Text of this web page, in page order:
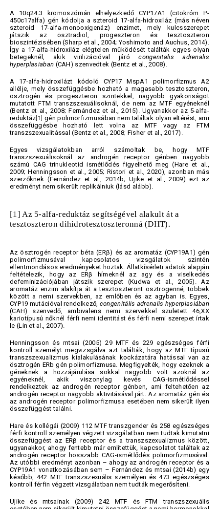
A 10q24.3 kromoszómán elhelyezkedő CYP17A1 (citokróm P-
450c17alfa) gén kódolja a szteroid 17-alfa-hidroxiláz (más néven
szteroid 17-alfa-monooxigenáz) enzimet, mely kulcsszerepet
játszik az ösztradiol, progeszteron és tesztoszteron
bioszintézisében (Sharp et al., 2004; Yoshimoto and Auchus, 2014).
Így a 17-alfa-hidroxiláz elégtelen működését találták egyes olyan
betegeknél, akik virilizációval járócongenitalis adrenalis
hyperplasiaban (CAH) szenvedtek (Bentz et al., 2008).
A 17-alfa-hidroxilázt kódoló CYP17 MspA1 polimorfizmus A2
allélje, mely összefüggésbe hozható a magasabb tesztoszteron,
ösztrogén és progeszteron szintekkel, nagyobb gyakoriságot
mutatott FTM transzszexuálisoknál, de nem az MTF egyéneknél
(Bentz et al., 2008; Fernández et al., 2015). Ugyanakkor az 5-alfa-
reduktáz [1] gén polimorfizmusában nem találtak olyan eltérést, ami
összefüggésbe hozható lett volna az MTF vagy az FTM
transzszexualitással (Bentz et al., 2008; Fisher et al., 2017).
Egyes vizsgálatokban arról számoltak be, hogy MTF
transzszexuálisoknál az androgén receptor génben nagyobb
számú CAG trinukleotid ismétlődés figyelhető meg (Hare et al.,
2009; Henningsson et al., 2005; Ristori et al., 2020), azonban más
szerzőknek (Fernández et al., 2014b; Ujike et al., 2009) ezt az
eredményt nem sikerült replikálniuk (lásd alább).
[1] Az 5-alfa-reduktáz segítségével alakult át a
tesztoszteron dihidrotesztoszteronná (DHT).
Az ösztrogén receptor béta (ERβ) és az aromatáz (CYP19A1) gén
polimorfizmusával kapcsolatos vizsgálatok szintén
ellentmondásos eredményeket hoztak. Állatkísérleti adatok alapján
feltételezik, hogy az ERβ hímeknél az agy és a viselkedés
defeminizációjában játszik szerepet (Kudwa et al., 2005). Az
aromatáz enzim alakítja át a tesztoszteront ösztrogenné, többek
között a nemi szervekben, az emlőben és az agyban is. Egyes,
CYP19 mutációval rendelkező, congenitális adrenalis hyperplasiában
(CAH) szenvedő, ambivalens nemi szervekkel született 46,XX
kariotípusú nőknél férfi nemi identitást és férfi nemi szerepet írtak
le (Lin et al., 2007).
Henningsson és mtsai (2005) 29 MTF és 229 egészséges férfi
kontroll személyt megvizsgálva azt találták, hogy az MTF típusú
transzszexualizmus kialakulásának kockázatára hatással van az
ösztrogén ERb gén polimorfizmusa. Megfigyelték, hogy ezeknek a
géneknek a hozzájárulása sokkal nagyobb volt azoknál az
egyéneknél, akik viszonylag kevés CAG-ismétlődéssel
rendelkeztek az androgén receptor génben, ami feltehetően az
androgén receptor nagyobb aktivitásával járt. Az aromatáz gén és
az androgén receptor polimorfizmusa esetében nem sikerült ilyen
összefüggést találni.
Hare és kollégái (2009) 112 MTF transzgender és 258 egészséges
férfi kontroll személyen végzett vizsgálatban nem tudtak kimutatni
összefüggést az ERβ receptor és a transzszexualizmus között,
ugyanakkor, ahogy fentebb már említettük, kapcsolatot találtak az
androgén receptor hosszabb CAG-ismétlődés polimorfizmusával.
Az utóbbi eredményt azonban – ahogy az androgén receptor és a
CYP19A1 vonatkozásában sem – Fernández és mtsai (2014b) egy
később, 442 MTF transzszexuális személyen és 473 egészséges
kontroll férfin végzett vizsgálatban nem tudták megerősíteni.
Ujike és mtsainak (2009) 242 MTF és FTM transzszexuális